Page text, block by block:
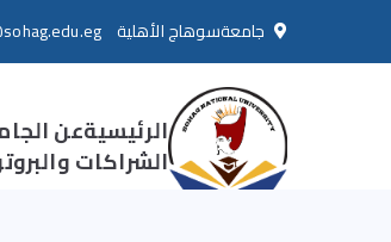
جامعةسوهاج الأهلية
جامعة سوهاج
الرئيسيةعن
الشراكات